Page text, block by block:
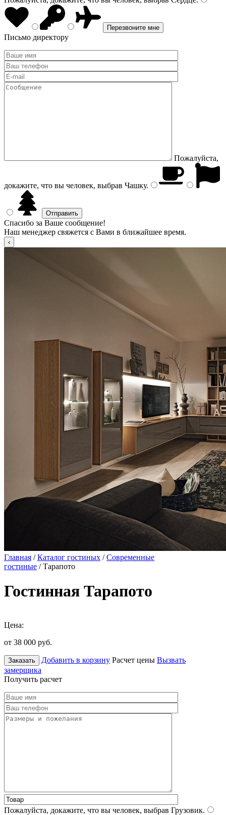
Письмо директору
Пожалуйста,
докажите, что вы человек, выбрав Чашку.
Спасибо за Ваше сообщение!
Наш менеджер свяжется с Вами в ближайшее время.
Главная /Каталог гостиных /Современные
гостиные / Тарапото
Гостинная Тарапото
Цена:
от 38 000 руб.
Заказать Добавить в корзину Расчет цены Вызвать
замерщика
Получить расчет
Пожалуйста, докажите, что вы человек, выбрав Грузовик.